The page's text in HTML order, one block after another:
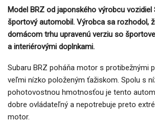
Model BRZ od japonského výrobcu vozidiel
športový automobil. Výrobca sa rozhodol,
domácom trhu upravenú verziu so
a interiérovými doplnkami.
Subaru BRZ poháňa motor s protibežnými
veľmi nízko položeným ťažiskom. Spolu s
pohotovostnou hmotnosťou je tento
dobre ovládateľný a nepotrebuje preto
motor.